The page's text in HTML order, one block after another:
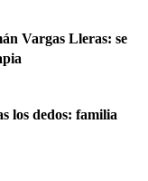
Vargas Lleras: se
los dedos: familia